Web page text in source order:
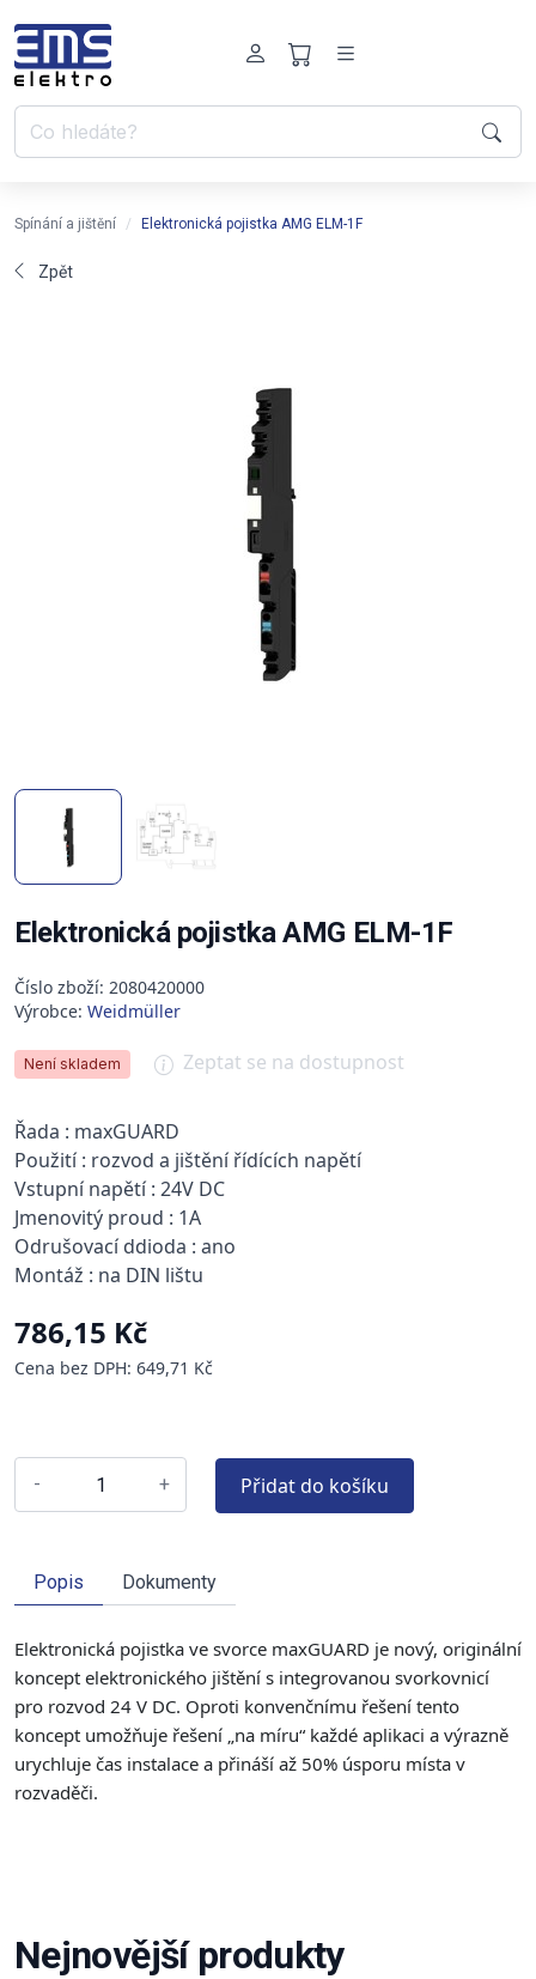
Spínání a jištění Elektronická pojistka AMG ELM-1F
Zpět
Elektronická pojistka AMG ELM-1F
Číslo zboží: 2080420000
Výrobce: Weidmüller
Není skladem Zeptat se na dostupnost
Řada : maxGUARD
Použití : rozvod a jištění řídících napětí
Vstupní napětí : 24V DC
Jmenovitý proud : 1A
Odrušovací ddioda : ano
Montáž : na DIN lištu
786,15 Kč
Cena bez DPH: 649,71 Kč
- + Přidat do košíku
Popis Dokumenty
Elektronická pojistka ve svorce maxGUARD je nový, originální
koncept elektronického jištění s integrovanou svorkovnicí
pro rozvod 24 V DC. Oproti konvenčnímu řešení tento
koncept umožňuje řešení „na míru“ každé aplikaci a výrazně
urychluje čas instalace a přináší až 50% úsporu místa v
rozvaděči.
Nejnovější produkty